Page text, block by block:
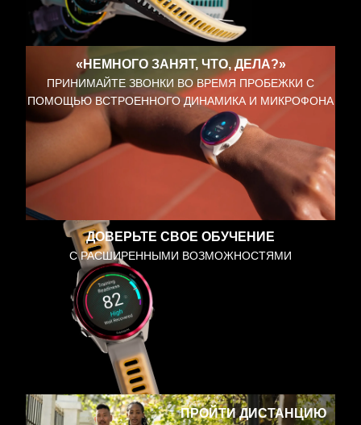
«НЕМНОГО ЗАНЯТ, ЧТО, ДЕЛА?»
ДОВЕРЬТЕ СВОЕ ОБУЧЕНИЕ
ПРИНИМАЙТЕ ЗВОНКИ ВО ВРЕМЯ ПРОБЕЖКИ С
ПОМОЩЬЮ ВСТРОЕННОГО ДИНАМИКА И МИКРОФОНА
С РАСШИРЕННЫМИ ВОЗМОЖНОСТЯМИ
ПРОЙТИ ДИСТАНЦИЮ